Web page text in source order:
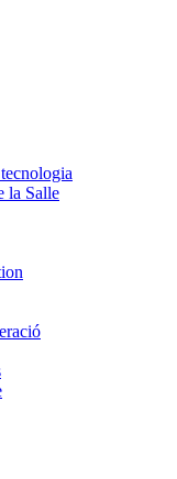
la Salle